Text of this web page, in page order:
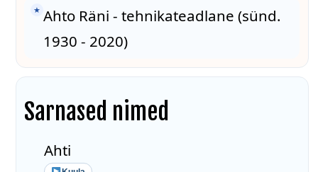
★ Ahto Räni - tehnikateadlane (sünd.
1930 - 2020)
Sarnased nimed
Ahti